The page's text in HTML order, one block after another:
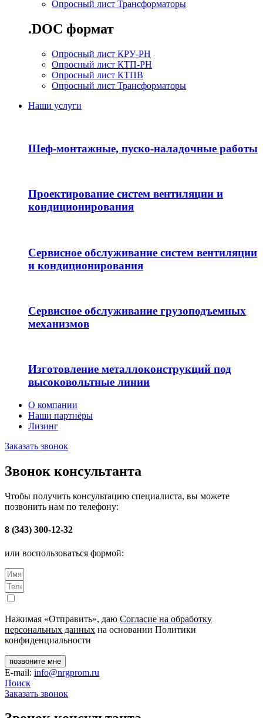
Опросный лист Трансформаторы
.DOC формат
Опросный лист КРУ-РН
Опросный лист КТП-РН
Опросный лист КТПВ
Опросный лист Трансформаторы
Наши услуги
Шеф-монтажные, пуско-наладочные работы
Проектирование систем вентиляции и
кондиционирования
Сервисное обслуживание систем вентиляции
и кондиционирования
Сервисное обслуживание грузоподъемных
механизмов
Изготовление металлоконструкций под
высоковольтные линии
О компании
Наши партнёры
Лизинг
Заказать звонок
Звонок консультанта
Чтобы получить консультацию специалиста, вы можете
позвонить нам по телефону:
8 (343) 300-12-32
или воспользоваться формой:
Нажимая «Отправить», даю Согласие на обработку
персональных данных на основании Политики
конфиденциальности
позвоните мне
E-mail: info@nrgprom.ru
Поиск
Заказать звонок